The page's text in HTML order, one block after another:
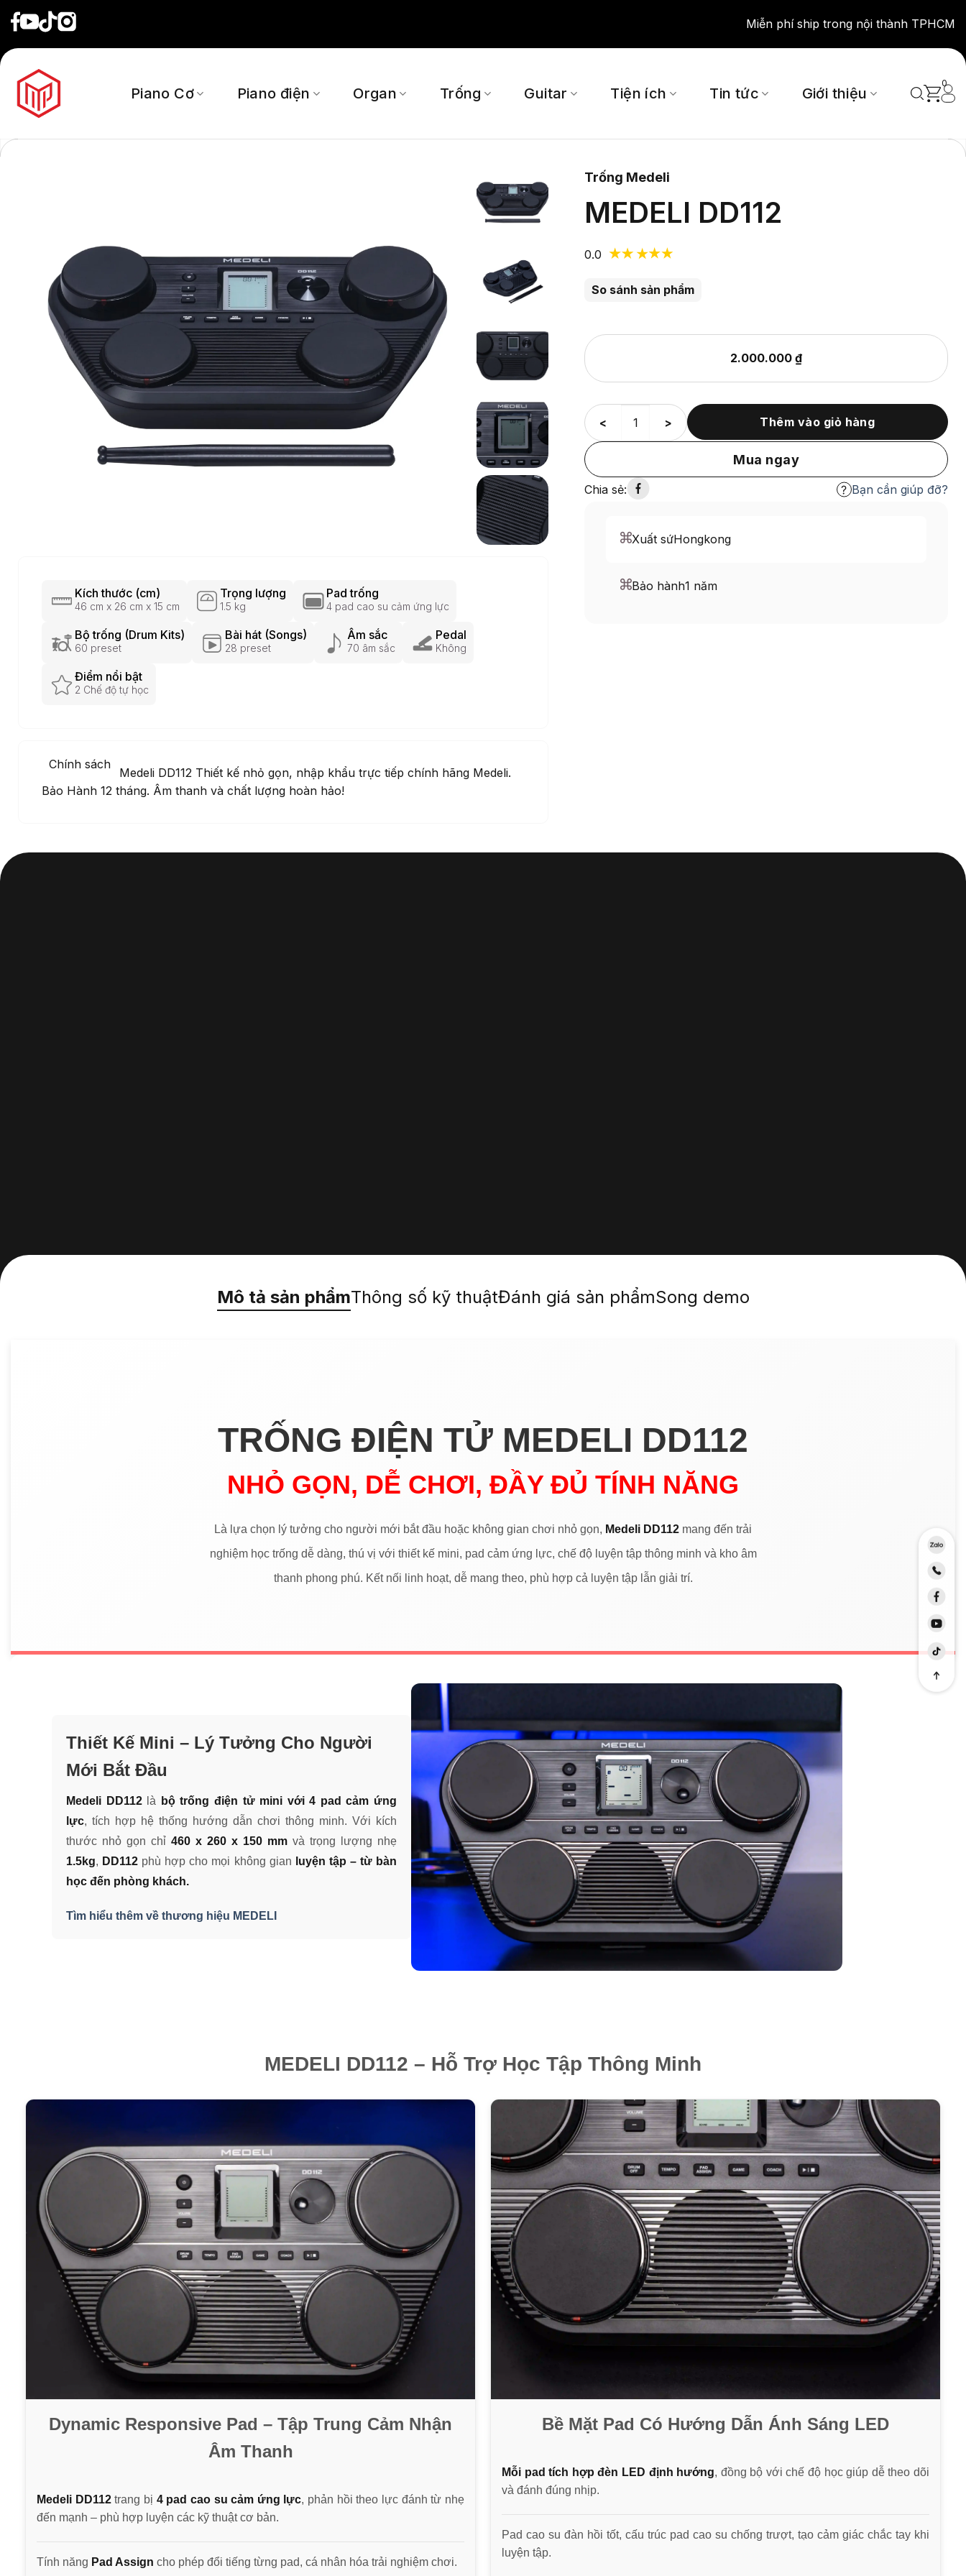
Skip
Miễn phí ship trong nội thành TPHCM
Piano Cơ Piano điện Organ Trống Guitar Tiện ích Tin tức Giới thiệu
0
Kích thước (cm)
46 cm x 26 cm x 15 cm
Trọng lượng
1.5 kg
Pad trống
4 pad cao su cảm ứng lực
Bộ trống (Drum Kits)
60 preset
Bài hát (Songs)
28 preset
Âm sắc
70 âm sắc
Pedal
Không
Điểm nổi bật
2 Chế độ tự học
Chính sách
Trống điện tử Medeli DD112 Thiết kế nhỏ gọn, nhập khẩu trực tiếp chính hãng Medeli.
Bảo Hành 12 tháng. Âm thanh và chất lượng hoàn hảo!
Trống Medeli
MEDELI DD112
0.0
So sánh sản phẩm
2.000.000₫
< > Thêm vào giỏ hàng
Mua ngay
Chia sẻ: Bạn cần giúp đỡ?
Xuất sứHongkong
Bảo hành1 năm
Mô tả sản phẩmThông số kỹ thuậtĐánh giá sản phẩmSong demo
TRỐNG ĐIỆN TỬ MEDELI DD112
NHỎ GỌN, DỄ CHƠI, ĐẦY ĐỦ TÍNH NĂNG
Là lựa chọn lý tưởng cho người mới bắt đầu hoặc không gian chơi nhỏ gọn, Medeli DD112 mang đến trải
nghiệm học trống dễ dàng, thú vị với thiết kế mini, pad cảm ứng lực, chế độ luyện tập thông minh và kho âm
thanh phong phú. Kết nối linh hoạt, dễ mang theo, phù hợp cả luyện tập lẫn giải trí.
Thiết Kế Mini – Lý Tưởng Cho Người
Mới Bắt Đầu
Medeli DD112là
bộ trống điện tử mini với 4 pad cảm ứng
lực, tích hợp hệ thống hướng dẫn chơi thông minh. Với kích
thước nhỏ gọn chỉ 460 x 260 x 150 mm và trọng lượng nhẹ
1.5kg, DD112 phù hợp cho mọi không gian
luyện tập – từ bàn
học đến phòng khách.
Tìm hiểu thêm về thương hiệu MEDELI
MEDELI DD112 – Hỗ Trợ Học Tập Thông Minh
Dynamic Responsive Pad – Tập Trung Cảm Nhận
Âm Thanh
Medeli DD112trang bị 4 pad cao su cảm ứng lực, phản hồi theo lực đánh từ nhẹ
đến mạnh – phù hợp luyện các kỹ thuật cơ bản.
Tính năng Pad Assign cho phép đổi tiếng từng pad, cá nhân hóa trải nghiệm chơi.
Bề Mặt Pad Có Hướng Dẫn Ánh Sáng LED
Mỗi pad tích hợp đèn LED định hướng, đồng bộ với chế độ học giúp dễ theo dõi
và đánh đúng nhịp.
Pad cao su đàn hồi tốt, cấu trúc pad cao su chống trượt, tạo cảm giác chắc tay khi
luyện tập.